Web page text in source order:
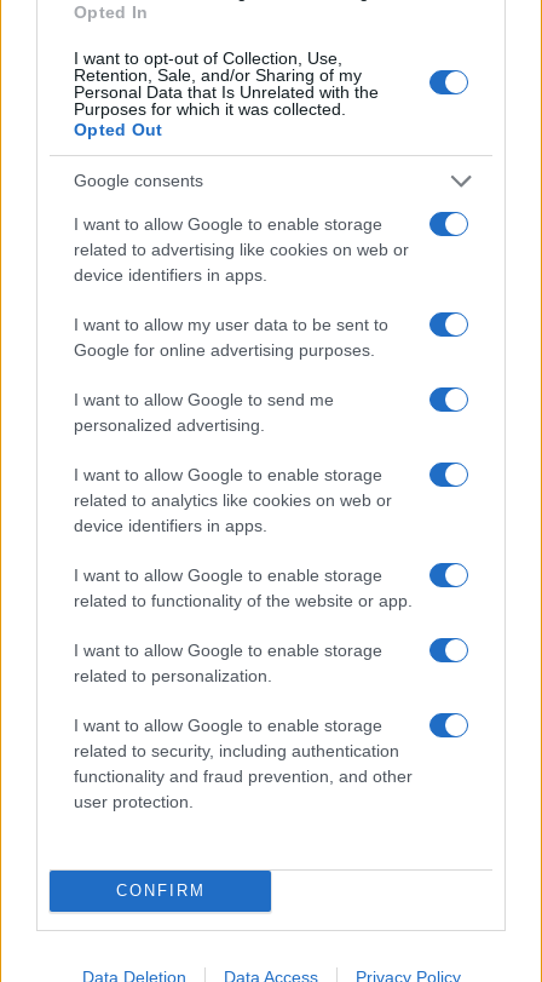
Opted In
I want to opt-out of Collection, Use,
Retention, Sale, and/or Sharing of my
Personal Data that Is Unrelated with the
Purposes for which it was collected.
Opted Out
Google consents
I want to allow Google to enable storage
related to advertising like cookies on web or
device identifiers in apps.
I want to allow my user data to be sent to
Google for online advertising purposes.
I want to allow Google to send me
personalized advertising.
I want to allow Google to enable storage
related to analytics like cookies on web or
device identifiers in apps.
I want to allow Google to enable storage
related to functionality of the website or app.
I want to allow Google to enable storage
related to personalization.
I want to allow Google to enable storage
related to security, including authentication
functionality and fraud prevention, and other
user protection.
CONFIRM
Data Deletion Data Access Privacy Policy
slow food
verder versterkt door de nadruk te leggen op lokale
ingrediënten en traditionele bereidingsmethoden.
Het is een uitnodiging om langzamer te genieten
van ons voedsel, om de oorsprong ervan te
waarderen en ons bewust te zijn van de impact
van onze keuzes. Door deze benadering kunnen we
de authentieke smaken van Italië behouden en
tegelijkertijd de lokale gemeenschappen
ondersteunen.
Als je de kans krijgt om zelf te koken, nodig ik je uit
Het is een ervaring die niet alleen je smaakpapillen
zal prikkelen, maar ook je ziel zal voeden.